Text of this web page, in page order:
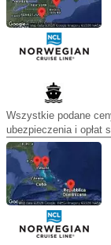
Wszystkie podane
ubezpieczenia i opłat